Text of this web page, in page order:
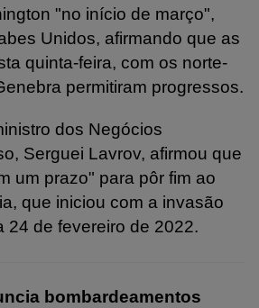
"no início de março",
Unidos, afirmando que as
quinta-feira, com os norte-
permitiram progressos.
dos Negócios
Serguei Lavrov, afirmou que
um prazo" para pôr fim ao
que iniciou com a invasão
24 de fevereiro de 2022.
bombardeamentos